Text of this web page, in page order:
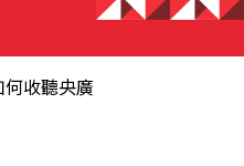
何收聽央廣